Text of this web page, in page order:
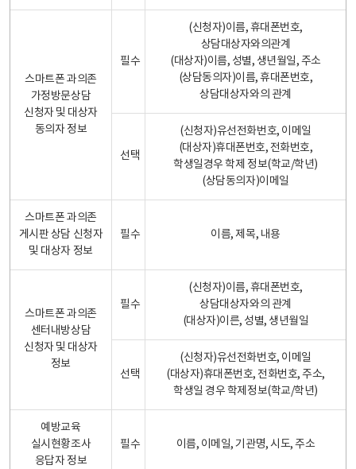
스마트폰 과의존
가정방문상담
신청자 및 대상자
동의자 정보
필수
(신청자)이름, 휴대폰번호,
상담대상자와의관계
(대상자)이름, 성별, 생년월일, 주소
(상담동의자)이름, 휴대폰번호,
상담대상자와의 관계
선택
(신청자)유선전화번호, 이메일
(대상자)휴대폰번호, 전화번호,
학생일경우 학제 정보(학교/학년)
(상담동의자)이메일
스마트폰 과의존
게시판 상담 신청자
및 대상자 정보
필수 이름, 제목, 내용
스마트폰 과의존
센터내방상담
신청자 및 대상자
정보
필수
(신청자)이름, 휴대폰번호,
상담대상자와의 관계
(대상자)이른, 성별, 생년월일
선택
(신청자)유선전화번호, 이메일
(대상자)휴대폰번호, 전화번호, 주소,
학생일 경우 학제정보(학교/학년)
예방교육
실시현황조사
응답자 정보
필수 이름, 이메일, 기관명, 시도, 주소